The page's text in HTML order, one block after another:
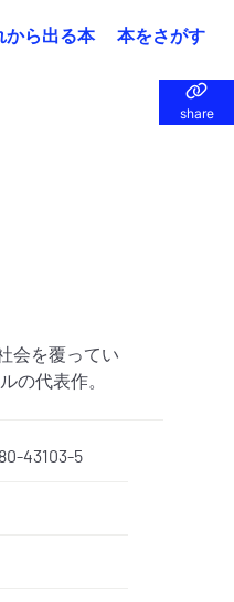
から出る本 本をさがす
share
share
会を覆ってい
の代表作。
43103-5